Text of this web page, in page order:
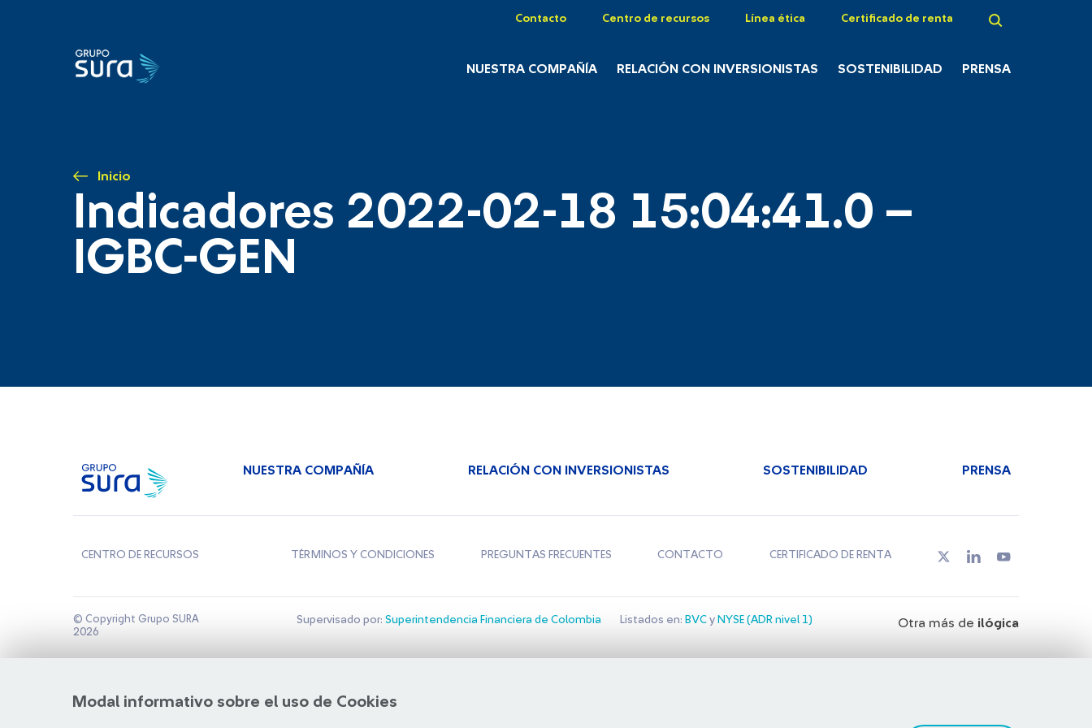
Contacto Centro de recursos Línea ética Certificado de renta
NUESTRA COMPAÑÍA RELACIÓN CON INVERSIONISTAS SOSTENIBILIDAD PRENSA
Inicio
Indicadores 2022-02-18 15:04:41.0 –
IGBC-GEN
Modal informativo sobre el uso de Cookies
NUESTRA COMPAÑÍA RELACIÓN CON INVERSIONISTAS SOSTENIBILIDAD PRENSA
CENTRO DE RECURSOS TÉRMINOS Y CONDICIONES PREGUNTAS FRECUENTES CONTACTO CERTIFICADO DE RENTA
© Copyright Grupo SURA
2026
Supervisado por: Superintendencia Financiera de Colombia Listados en: BVCy NYSE (ADR nivel 1) Otra más de ilógica